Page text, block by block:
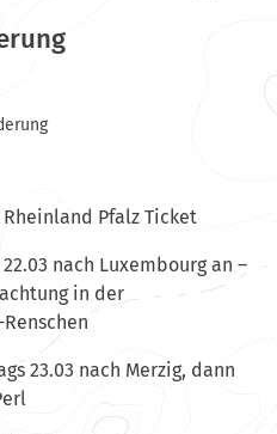
Pfalz Ticket
nach Luxembourg an –
in der
23.03 nach Merzig, dann